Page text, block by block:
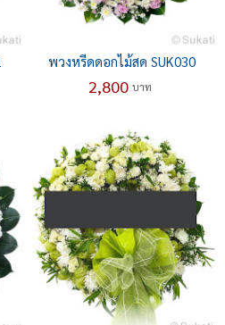
พวงหรีดดอกไม้สด SUK030
2,800 บาท